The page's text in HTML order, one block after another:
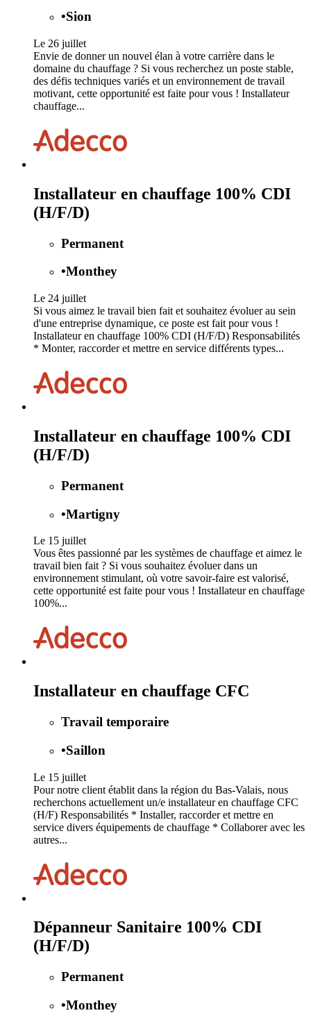
•Sion
Le 26 juillet
Envie de donner un nouvel élan à votre carrière dans le
domaine du chauffage ? Si vous recherchez un poste stable,
des défis techniques variés et un environnement de travail
motivant, cette opportunité est faite pour vous ! Installateur
chauffage...
Installateur en chauffage 100% CDI
(H/F/D)
Permanent
•Monthey
Le 24 juillet
Si vous aimez le travail bien fait et souhaitez évoluer au sein
d'une entreprise dynamique, ce poste est fait pour vous !
Installateur en chauffage 100% CDI (H/F/D) Responsabilités
* Monter, raccorder et mettre en service différents types...
Installateur en chauffage 100% CDI
(H/F/D)
Permanent
•Martigny
Le 15 juillet
Vous êtes passionné par les systèmes de chauffage et aimez le
travail bien fait ? Si vous souhaitez évoluer dans un
environnement stimulant, où votre savoir-faire est valorisé,
cette opportunité est faite pour vous ! Installateur en chauffage
100%...
Installateur en chauffage CFC
Travail temporaire
•Saillon
Le 15 juillet
Pour notre client établit dans la région du Bas-Valais, nous
recherchons actuellement un/e installateur en chauffage CFC
(H/F) Responsabilités * Installer, raccorder et mettre en
service divers équipements de chauffage * Collaborer avec les
autres...
Dépanneur Sanitaire 100% CDI
(H/F/D)
Permanent
•Monthey